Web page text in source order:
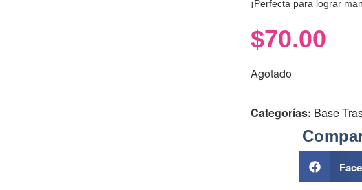
¡Perfecta para lograr
$70.00
Agotado
Categorías: Base